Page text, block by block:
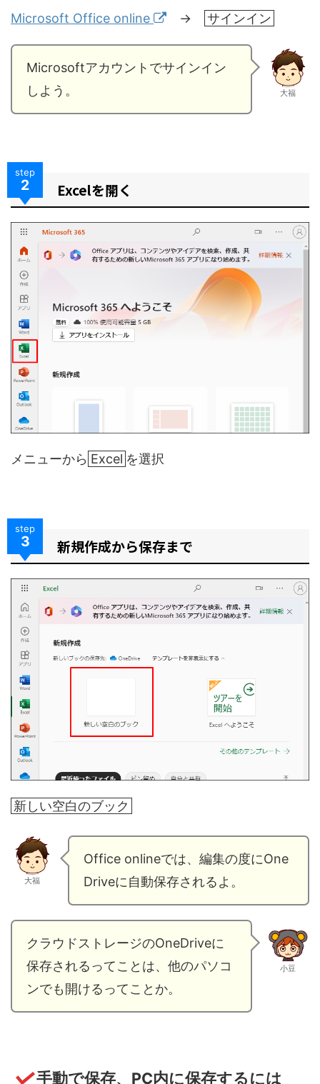
Microsoft Office online → サインイン
Microsoftアカウントでサインイン
しよう。
大福
step
2 Excelを開く
メニューから Excel を選択
step
3 新規作成から保存まで
新しい空白のブック
大福
Office onlineでは、編集の度にOne
Driveに自動保存されるよ。
クラウドストレージのOneDriveに
保存されるってことは、他のパソコ
ンでも開けるってことか。
小豆
手動で保存、PC内に保存するには